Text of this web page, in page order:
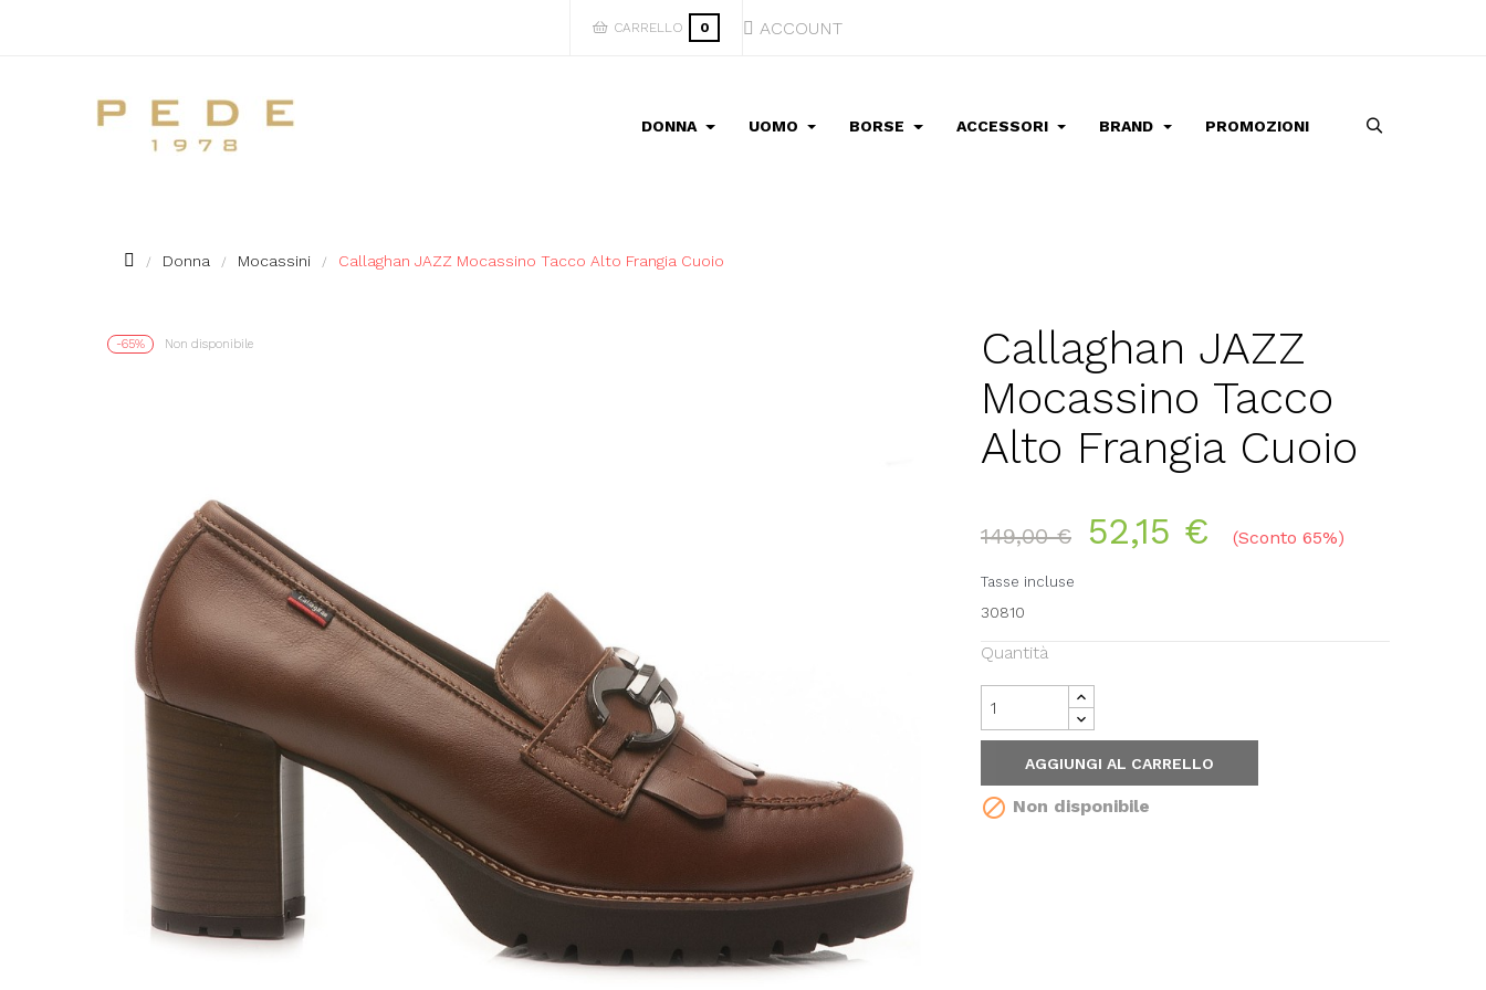
CARRELLO 0 ACCOUNT
DONNA UOMO BORSE ACCESSORI BRAND PROMOZIONI
Donna Mocassini Callaghan JAZZ Mocassino Tacco Alto Frangia Cuoio
-65% Non disponibile
Callaghan JAZZ
Mocassino Tacco
Alto Frangia Cuoio
149,00 € 52,15 € Sconto 65%
Tasse incluse
30810
Quantità
AGGIUNGI AL CARRELLO
 Non disponibile